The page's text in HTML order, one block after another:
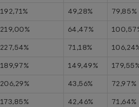
192,71% 49,28%
79,85%
219,00% 64,47%
227,54% 71,18%
189,97% 149,49%
206,29% 43,56%
72,97%
173,85% 42,46%
71,64%